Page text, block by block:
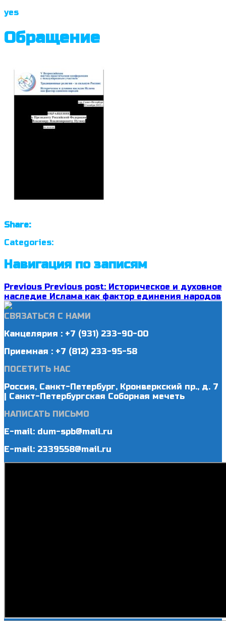
yes
Обращение
Share:
Categories:
Навигация по записям
Previous Previous post: Историческое и духовное
наследие Ислама как фактор единения народов
СВЯЗАТЬСЯ С НАМИ
Канцелярия : +7 (931) 233-90-00
Приемная : +7 (812) 233-95-58
ПОСЕТИТЬ НАС
Россия, Санкт-Петербург, Кронверкский пр., д. 7
| Санкт-Петербургская Соборная мечеть
НАПИСАТЬ ПИСЬМО
E-mail: dum-spb@mail.ru
E-mail: 2339558@mail.ru